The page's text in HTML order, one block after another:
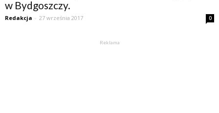
w Bydgoszczy.
Redakcja - 27 września 2017 0
Reklama